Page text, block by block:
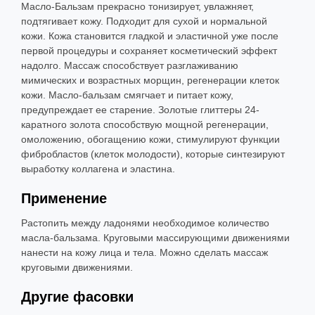
Масло-Бальзам прекрасно тонизирует, увлажняет,
подтягивает кожу. Подходит для сухой и нормальной
кожи. Кожа становится гладкой и эластичной уже после
первой процедуры и сохраняет косметический эффект
надолго. Массаж способствует разглаживанию
мимических и возрастных морщин, регенерации клеток
кожи. Масло-бальзам смягчает и питает кожу,
предупреждает ее старение. Золотые глиттеры 24-
каратного золота способствую мощной регенерации,
омоложению, обогащению кожи, стимулируют функции
фибробластов (клеток молодости), которые синтезируют
выработку коллагена и эластина.
Применение
Растопить между ладонями необходимое количество
масла-бальзама. Круговыми массирующими движениями
нанести на кожу лица и тела. Можно сделать массаж
круговыми движениями.
Другие фасовки